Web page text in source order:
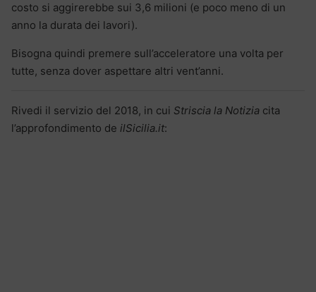
costo si aggirerebbe sui 3,6 milioni (e poco meno di un
anno la durata dei lavori).
Bisogna quindi premere sull’acceleratore una volta per
tutte, senza dover aspettare altri vent’anni.
Rivedi il servizio del 2018, in cui Striscia la Notizia cita
l’approfondimento de ilSicilia.it: